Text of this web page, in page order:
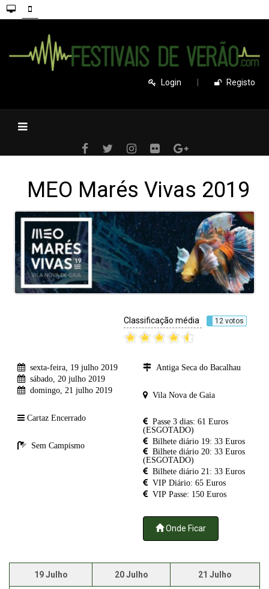
Login Registo
MEO Marés Vivas 2019
Classificação média 12 votos
sexta-feira, 19 julho 2019
sábado, 20 julho 2019
domingo, 21 julho 2019
Cartaz Encerrado
Sem Campismo
Antiga Seca do Bacalhau
Vila Nova de Gaia
Passe 3 dias: 61 Euros
(ESGOTADO)
Bilhete diário 19: 33 Euros
Bilhete diário 20: 33 Euros
(ESGOTADO)
Bilhete diário 21: 33 Euros
VIP Diário: 65 Euros
VIP Passe: 150 Euros
Onde Ficar
19 Julho 20 Julho 21 Julho